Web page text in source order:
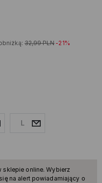
32,99 PLN -21%
L
sklepie online. Wybierz
na alert powiadamiający o